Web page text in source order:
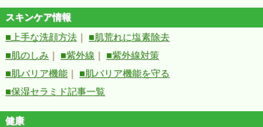
スキンケア情報
■上手な洗顔方法
■肌荒れに塩素除去
■肌のしみ
■紫外線
■紫外線対策
■肌バリア機能
■肌バリア機能を守る
■保湿セラミド記事一覧
健康